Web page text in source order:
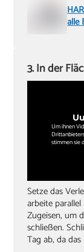
alle
Um ihnen
stimmen sie
3. In der
Setze das
arbeite
Zugeisen, um
schließen.
Tag ab, da